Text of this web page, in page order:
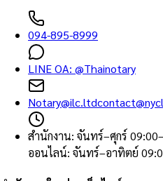
094-895-8999
LINE OA: @Thainotary
Notary@ilc.ltd
สำนักงาน: จันทร์–ศุกร์
ออนไลน์: จันทร์–อาทิตย์